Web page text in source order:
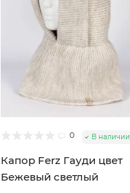
0 В наличии
Капор Ferz Гауди цвет
Бежевый светлый